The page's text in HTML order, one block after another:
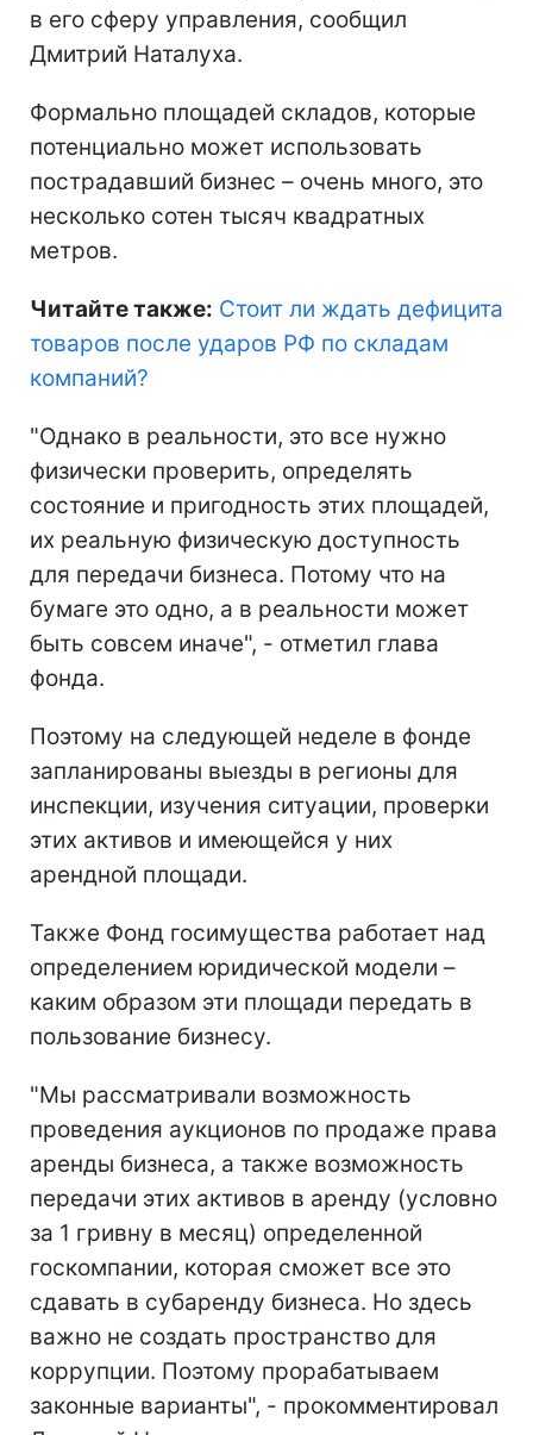
в его сферу управления, сообщил
Дмитрий Наталуха.
Формально площадей складов, которые
потенциально может использовать
пострадавший бизнес – очень много, это
несколько сотен тысяч квадратных
метров.
Читайте также: Стоит ли ждать дефицита
товаров после ударов РФ по складам
компаний?
"Однако в реальности, это все нужно
физически проверить, определять
состояние и пригодность этих площадей,
их реальную физическую доступность
для передачи бизнеса. Потому что на
бумаге это одно, а в реальности может
быть совсем иначе", - отметил глава
фонда.
Поэтому на следующей неделе в фонде
запланированы выезды в регионы для
инспекции, изучения ситуации, проверки
этих активов и имеющейся у них
арендной площади.
Также Фонд госимущества работает над
определением юридической модели –
каким образом эти площади передать в
пользование бизнесу.
"Мы рассматривали возможность
проведения аукционов по продаже права
аренды бизнеса, а также возможность
передачи этих активов в аренду (условно
за 1 гривну в месяц) определенной
госкомпании, которая сможет все это
сдавать в субаренду бизнеса. Но здесь
важно не создать пространство для
коррупции. Поэтому прорабатываем
законные варианты", - прокомментировал